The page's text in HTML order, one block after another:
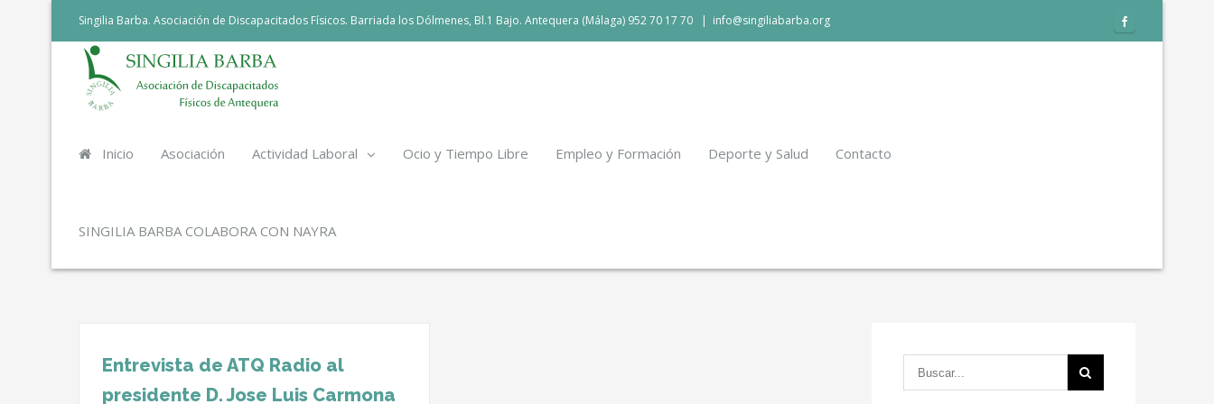
Singilia Barba. Asociación de Discapacitados Físicos. Barriada los Dólmenes, Bl.1 Bajo. Antequera (Málaga) 952 70 17 70 | info@singiliabarba.org
Inicio Asociación Actividad Laboral Ocio y Tiempo Libre Empleo y Formación Deporte y Salud Contacto
SINGILIA BARBA COLABORA CON NAYRA
Entrevista de ATQ Radio al
presidente D. Jose Luis Carmona